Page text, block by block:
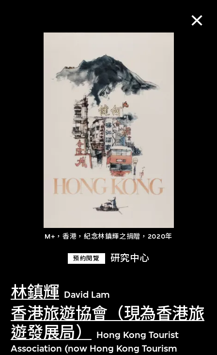
M+，香港，紀念林鎮輝之捐贈，2020年
預約閱覽 研究中心
林鎮輝 David Lam
香港旅遊協會（現為香港旅
遊發展局）
Hong Kong Tourist
Association (now Hong Kong Tourism
M+藏品
進一步篩選
關於M+藏品
探索世界頂級的二十及二十一世紀視覺
文化藏品。